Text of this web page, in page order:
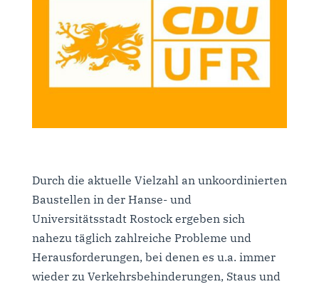
Durch die aktuelle Vielzahl an unkoordinierten
Baustellen in der Hanse- und
Universitätsstadt Rostock ergeben sich
nahezu täglich zahlreiche Probleme und
Herausforderungen, bei denen es u.a. immer
wieder zu Verkehrsbehinderungen, Staus und